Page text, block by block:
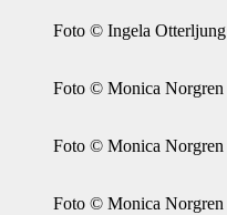
Foto © Ingela Otterljung
Foto © Monica Norgren
Foto © Monica Norgren
Foto © Monica Norgren